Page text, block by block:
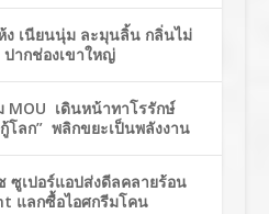
ง เนียนนุ่ม ละมุนลิ้น กลิ่นไม่
ปากช่องเขาใหญ่
เดินหน้าทาโรรักษ์
โลก” พลิกขยะเป็นพลังงาน
ซูเปอร์แอปส่งดีลคลายร้อน
แลกซื้อไอศกรีมโคน